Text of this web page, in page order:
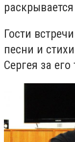
Гости
песни и
Сергея за его